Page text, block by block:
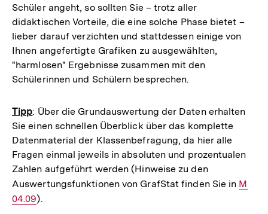
Schüler angeht, so sollten Sie – trotz aller
didaktischen Vorteile, die eine solche Phase bietet –
lieber darauf verzichten und stattdessen einige von
Ihnen angefertigte Grafiken zu ausgewählten,
"harmlosen" Ergebnisse zusammen mit den
Schülerinnen und Schülern besprechen.
Tipp: Über die Grundauswertung der Daten erhalten
Sie einen schnellen Überblick über das komplette
Datenmaterial der Klassenbefragung, da hier alle
Fragen einmal jeweils in absoluten und prozentualen
Zahlen aufgeführt werden (Hinweise zu den
Auswertungsfunktionen von GrafStat finden Sie in M
04.09).